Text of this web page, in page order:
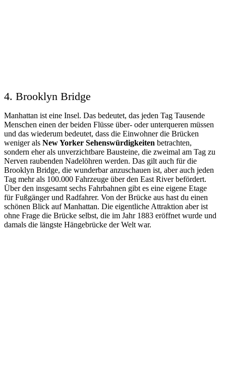
4. Brooklyn Bridge
Manhattan ist eine Insel. Das bedeutet, das jeden Tag Tausende
Menschen einen der beiden Flüsse über- oder unterqueren müssen
und das wiederum bedeutet, dass die Einwohner die Brücken
weniger als New Yorker Sehenswürdigkeiten betrachten,
sondern eher als unverzichtbare Bausteine, die zweimal am Tag zu
Nerven raubenden Nadelöhren werden. Das gilt auch für die
Brooklyn Bridge, die wunderbar anzuschauen ist, aber auch jeden
Tag mehr als 100.000 Fahrzeuge über den East River befördert.
Über den insgesamt sechs Fahrbahnen gibt es eine eigene Etage
für Fußgänger und Radfahrer. Von der Brücke aus hast du einen
schönen Blick auf Manhattan. Die eigentliche Attraktion aber ist
ohne Frage die Brücke selbst, die im Jahr 1883 eröffnet wurde und
damals die längste Hängebrücke der Welt war.